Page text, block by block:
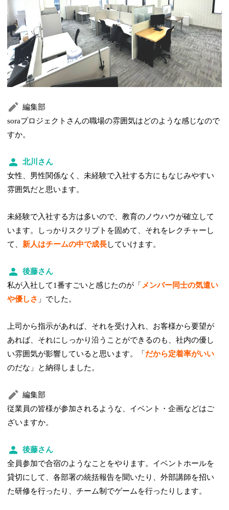
編集部
soraプロジェクトさんの職場の雰囲気はどのような感じなので
すか。
北川さん
女性、男性関係なく、未経験で入社する方にもなじみやすい
雰囲気だと思います。
未経験で入社する方は多いので、教育のノウハウが確立して
います。しっかりスクリプトを固めて、それをレクチャーし
て、 新人はチームの中で成長していけます。
後藤さん
私が入社して1番すごいと感じたのが「 メンバー同士の気遣い
や優しさ 」でした。
上司から指示があれば、それを受け入れ、お客様から要望が
あれば、それにしっかり沿うことができるのも、社内の優し
い雰囲気が影響していると思います。「 だから定着率がいい
のだな」と納得しました。
編集部
従業員の皆様が参加されるような、イベント・企画などはご
ざいますか。
後藤さん
全員参加で合宿のようなことをやります。イベントホールを
貸切にして、各部署の統括報告を聞いたり、外部講師を招い
た研修を行ったり、チーム制でゲームを行ったりします。